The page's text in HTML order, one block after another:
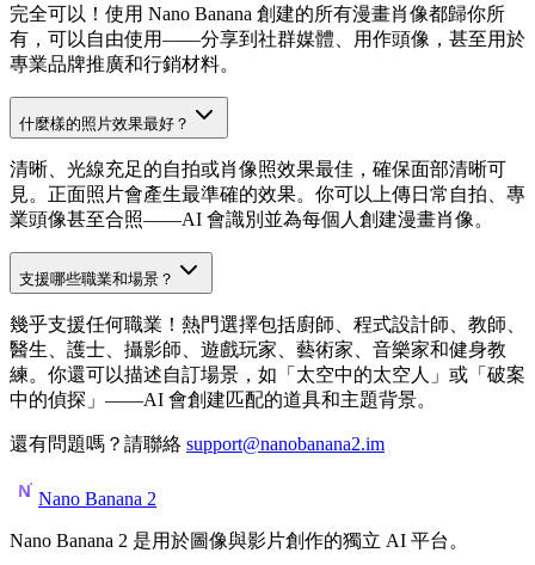
完全可以！使用 Nano Banana 創建的所有漫畫肖像都歸你所
有，可以自由使用——分享到社群媒體、用作頭像，甚至用於
專業品牌推廣和行銷材料。
什麼樣的照片效果最好？
清晰、光線充足的自拍或肖像照效果最佳，確保面部清晰可
見。正面照片會產生最準確的效果。你可以上傳日常自拍、專
業頭像甚至合照——AI 會識別並為每個人創建漫畫肖像。
支援哪些職業和場景？
幾乎支援任何職業！熱門選擇包括廚師、程式設計師、教師、
醫生、護士、攝影師、遊戲玩家、藝術家、音樂家和健身教
練。你還可以描述自訂場景，如「太空中的太空人」或「破案
中的偵探」——AI 會創建匹配的道具和主題背景。
還有問題嗎？請聯絡 support@nanobanana2.im
Nano Banana 2
Nano Banana 2 是用於圖像與影片創作的獨立 AI 平台。